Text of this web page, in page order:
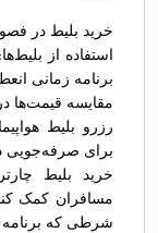
خرید بلیط در
استفاده از
برنامه زمانی
مقایسه قیمت‌ها
رزرو بلیط
برای صرفه‌جویی
خرید بلیط
مسافران کمک
شرطی که برنامه